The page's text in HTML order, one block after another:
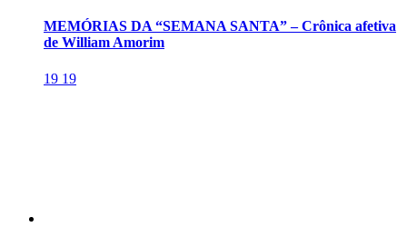
MEMÓRIAS DA “SEMANA SANTA” – Crônica afetiva
de William Amorim
19 19